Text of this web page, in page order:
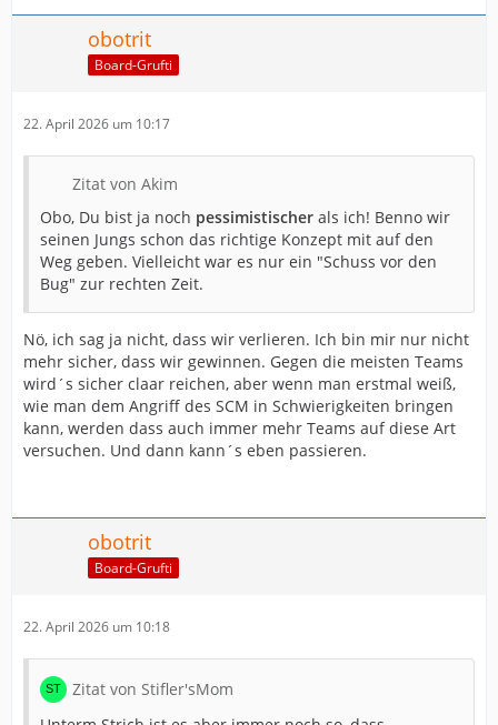
obotrit
Board-Grufti
22. April 2026 um 10:17
Zitat von Akim
Obo, Du bist ja noch pessimistischer als ich! Benno wir
seinen Jungs schon das richtige Konzept mit auf den
Weg geben. Vielleicht war es nur ein "Schuss vor den
Bug" zur rechten Zeit.
Nö, ich sag ja nicht, dass wir verlieren. Ich bin mir nur nicht
mehr sicher, dass wir gewinnen. Gegen die meisten Teams
wird´s sicher claar reichen, aber wenn man erstmal weiß,
wie man dem Angriff des SCM in Schwierigkeiten bringen
kann, werden dass auch immer mehr Teams auf diese Art
versuchen. Und dann kann´s eben passieren.
obotrit
Board-Grufti
22. April 2026 um 10:18
Zitat von Stifler'sMom